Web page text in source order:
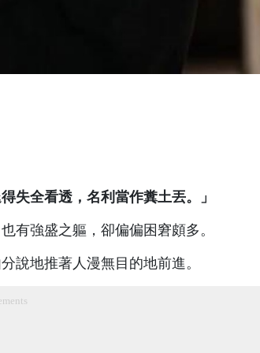
失全看透，名利當作糞土丟。」
有強盛之軀，卻偏偏困窘頗多。
說地推著人漫無目的地前進。